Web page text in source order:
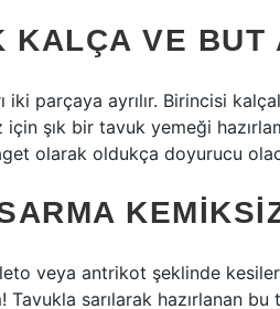
KALÇA VE BUT
iki parçaya ayrılır. Birincisi
için şık bir tavuk yemeği
olarak oldukça doyurucu
veya antrikot şeklinde
Tavukla sarılarak hazırlanan bu